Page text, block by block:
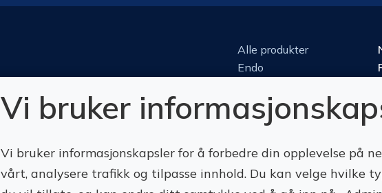
Alle produkter
Endo
Kjeveortopedi
Konserverende
Perio
Protetikk
Vi bruker
Vi bruker informasjonskapsler for å forbedre din opplevelse på
vårt, analysere trafikk og tilpasse innhold. Du kan velge hvilke